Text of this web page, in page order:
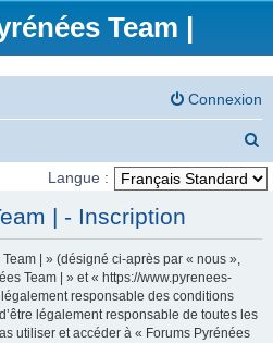
Team |
Connexion
e
h
Langue :
| - Inscription
| » (désigné ci-après par « nous »,
Team | » et « https://www.pyrenees-
responsable des conditions
légalement responsable de toutes les
utiliser et accéder à « Forums Pyrénées